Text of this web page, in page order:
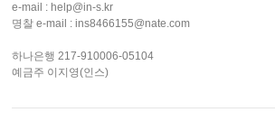
e-mail : help@in-s.kr
명찰 e-mail : ins8466155@nate.com
하나은행 217-910006-05104
예금주 이지영(인스)